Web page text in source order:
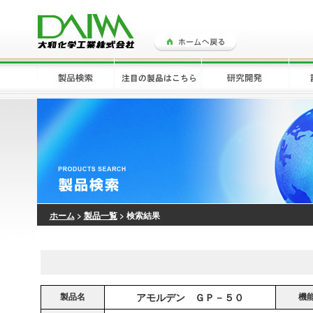
ホーム> 製品一覧> 検索結果
製品名 アモルデン ＧＰ－５０
機